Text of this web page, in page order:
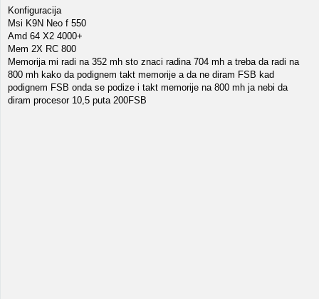
Konfiguracija
Msi K9N Neo f 550
Amd 64 X2 4000+
Mem 2X RC 800
Memorija mi radi na 352 mh sto znaci radina 704 mh a treba da radi na
800 mh kako da podignem takt memorije a da ne diram FSB kad
podignem FSB onda se podize i takt memorije na 800 mh ja nebi da
diram procesor 10,5 puta 200FSB